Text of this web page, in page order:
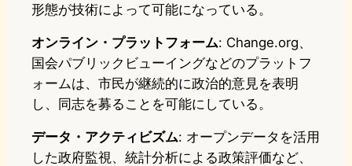
形態が技術によって可能になっている。
オンライン・プラットフォーム: Change.org、
国会パブリックビューイングなどのプラットフ
ォームは、市民が継続的に政治的意見を表明
し、同志を募ることを可能にしている。
データ・アクティビズム: オープンデータを活用
した政府監視、統計分析による政策評価など、